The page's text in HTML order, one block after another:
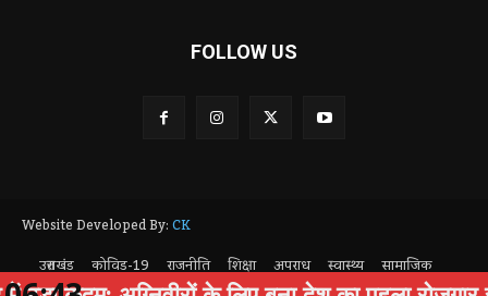
FOLLOW US
Website Developed By:CK
उत्तराखंड
कोविड-19 राजनीति शिक्षा अपराध स्वास्थ्य
सामाजिक
पर्यटन
Privacy Policy